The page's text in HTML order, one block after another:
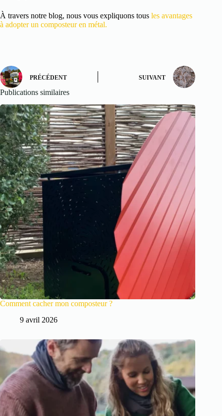
À travers notre blog, nous vous expliquons tous les avantages
à adopter un composteur en métal.
PRÉCÉDENT SUIVANT
Publications similaires
Comment cacher mon composteur ?
9 avril 2026